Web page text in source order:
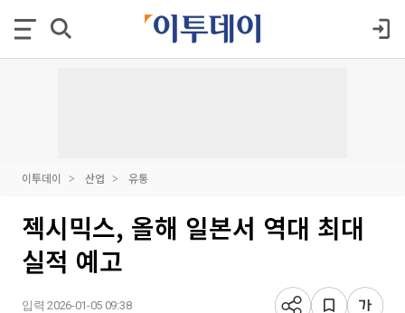
이투데이 산업 유통
젝시믹스, 올해 일본서 역대 최대
실적 예고
입력 2026-01-05 09:38